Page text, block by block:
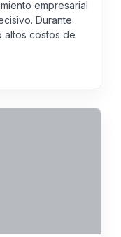
empresarial
Durante
altos costos de